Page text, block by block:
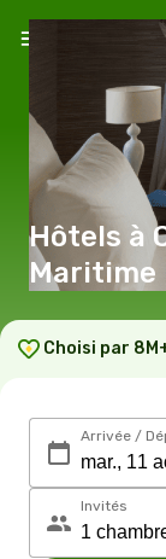
Hôtels à Criel-sur-Mer,Seine-
Maritime
Choisi par
Arrivée /
Invités